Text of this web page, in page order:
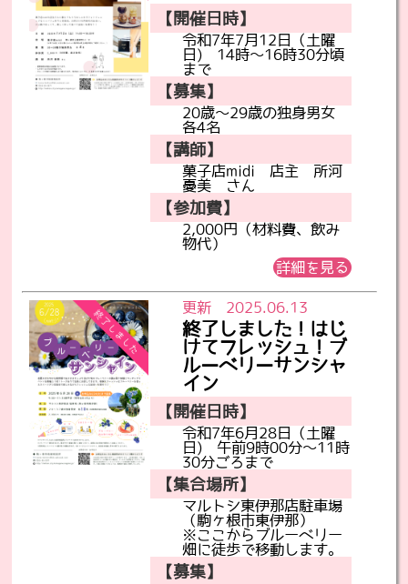
【開催日時】
令和7年7月12日（土曜
日) 14時～16時30分頃
まで
【募集】
20歳～29歳の独身男女
各4名
【講師】
菓子店midi 店主 所河
憂美 さん
【参加費】
2,000円（材料費、飲み
物代）
詳細を見る
【開催日時】
令和7年6月28日（土曜
日) 午前9時00分～11時
30分ごろまで
【集合場所】
マルトシ東伊那店駐車場
（駒ヶ根市東伊那）
※ここからブルーベリー
畑に徒歩で移動します。
【募集】
終了しました！はじ
けてフレッシュ！ブ
ルーベリーサンシャ
イン
更新 2025.06.13